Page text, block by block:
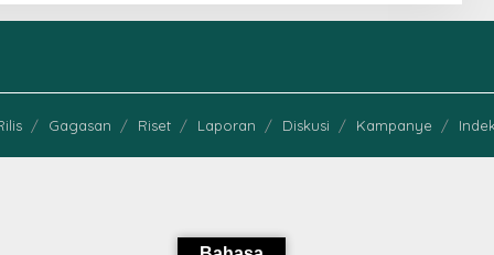
Gagasan Riset Laporan Diskusi Kampanye